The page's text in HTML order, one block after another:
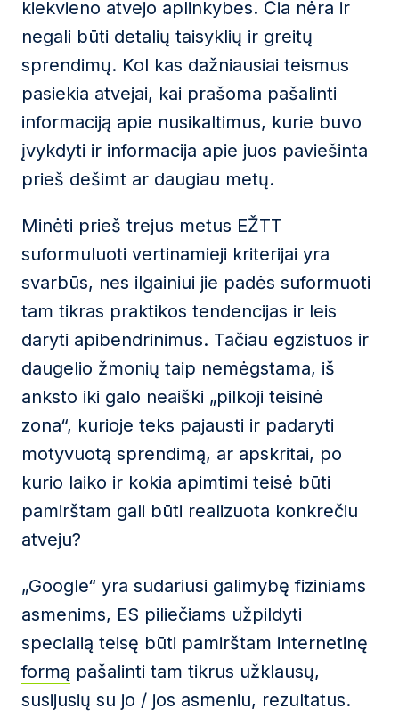
kiekvieno atvejo aplinkybes. Čia nėra ir
negali būti detalių taisyklių ir greitų
sprendimų. Kol kas dažniausiai teismus
pasiekia atvejai, kai prašoma pašalinti
informaciją apie nusikaltimus, kurie buvo
įvykdyti ir informacija apie juos paviešinta
prieš dešimt ar daugiau metų.
Minėti prieš trejus metus EŽTT
suformuluoti vertinamieji kriterijai yra
svarbūs, nes ilgainiui jie padės suformuoti
tam tikras praktikos tendencijas ir leis
daryti apibendrinimus. Tačiau egzistuos ir
daugelio žmonių taip nemėgstama, iš
anksto iki galo neaiški „pilkoji teisinė
zona“, kurioje teks pajausti ir padaryti
motyvuotą sprendimą, ar apskritai, po
kurio laiko ir kokia apimtimi teisė būti
pamirštam gali būti realizuota konkrečiu
atveju?
„Google“ yra sudariusi galimybę fiziniams
asmenims, ES piliečiams užpildyti
specialią teisę būti pamirštam internetinę
formą pašalinti tam tikrus užklausų,
susijusių su jo / jos asmeniu, rezultatus.